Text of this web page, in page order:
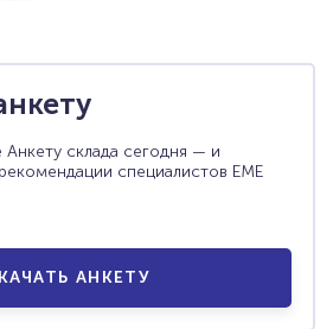
Анкету склада сегодня — и
специалистов ЕМЕ
АНКЕТУ
ОБРАТНАЯ СВЯЗЬ